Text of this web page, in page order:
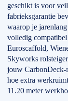
geschikt is voor
fabrieksgarantie
waarop je
volledig
Euroscaffold,
Skyworks
jouw CarbonDeck-
hoe extra
11.20 meter